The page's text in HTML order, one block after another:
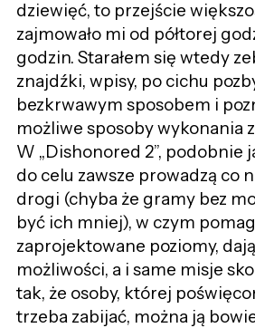
dziewięć, to przejście
zajmowało mi od półtorej
godzin. Starałem się wtedy
znajdźki, wpisy, po cichu
bezkrwawym sposobem i
możliwe sposoby wykonania
W „Dishonored 2”, podobnie
do celu zawsze prowadzą co
drogi (chyba że gramy bez
być ich mniej), w czym
zaprojektowane poziomy,
możliwości, a i same misje
tak, że osoby, której
trzeba zabijać, można ją